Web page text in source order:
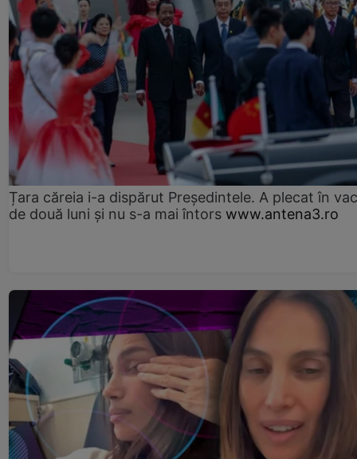
Țara căreia i-a dispărut Președintele. A plecat în
de două luni și nu s-a mai întors www.antena3.ro